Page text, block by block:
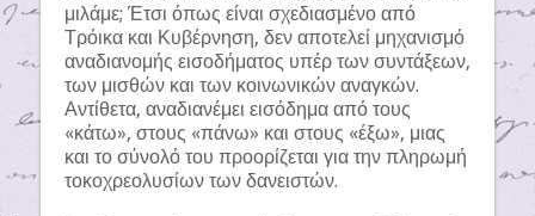
μιλάμε; Έτσι όπως είναι σχεδιασμένο από
Τρόικα και Κυβέρνηση, δεν αποτελεί μηχανισμό
αναδιανομής εισοδήματος υπέρ των συντάξεων,
των μισθών και των κοινωνικών αναγκών.
Αντίθετα, αναδιανέμει εισόδημα από τους
«κάτω», στους «πάνω» και στους «έξω», μιας
και το σύνολό του προορίζεται για την πληρωμή
τοκοχρεολυσίων των δανειστών.